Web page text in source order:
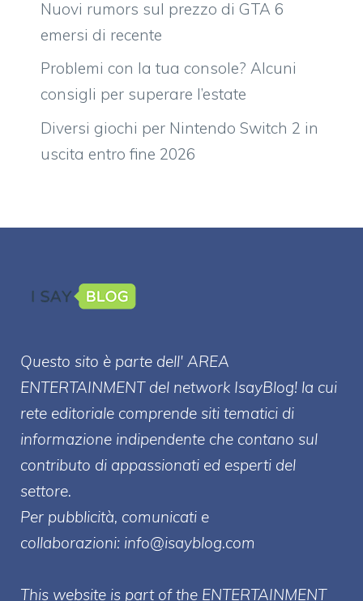
Nuovi rumors sul prezzo di GTA 6
emersi di recente
Problemi con la tua console? Alcuni
consigli per superare l’estate
Diversi giochi per Nintendo Switch 2 in
uscita entro fine 2026
Questo sito è parte dell' AREA
ENTERTAINMENT del network IsayBlog! la cui
rete editoriale comprende siti tematici di
informazione indipendente che contano sul
contributo di appassionati ed esperti del
settore.
Per pubblicità, comunicati e
collaborazioni: info@isayblog.com
This website is part of the ENTERTAINMENT